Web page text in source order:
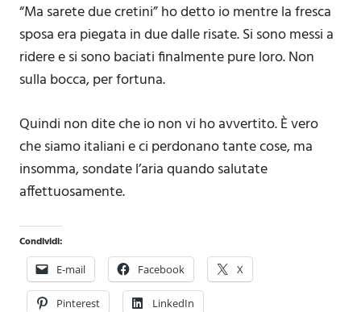
“Ma sarete due cretini” ho detto io mentre la fresca
sposa era piegata in due dalle risate. Si sono messi a
ridere e si sono baciati finalmente pure loro. Non
sulla bocca, per fortuna.
Quindi non dite che io non vi ho avvertito. È vero
che siamo italiani e ci perdonano tante cose, ma
insomma, sondate l’aria quando salutate
affettuosamente.
Condividi:
E-mail Facebook X
Pinterest LinkedIn